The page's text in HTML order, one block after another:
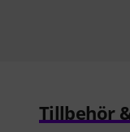
Tillbehör